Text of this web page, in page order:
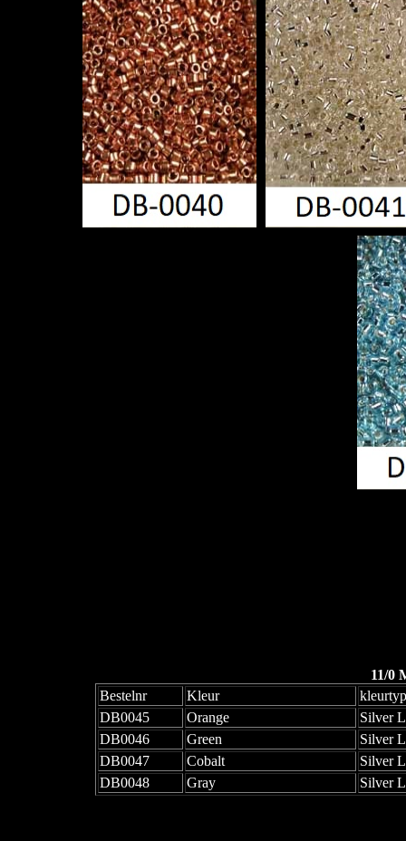
11/0
Bestelnr
Kleur
DB0045
Orange
Silver
DB0046
Green
Silver
DB0047
Cobalt
Silver
DB0048
Gray Silver